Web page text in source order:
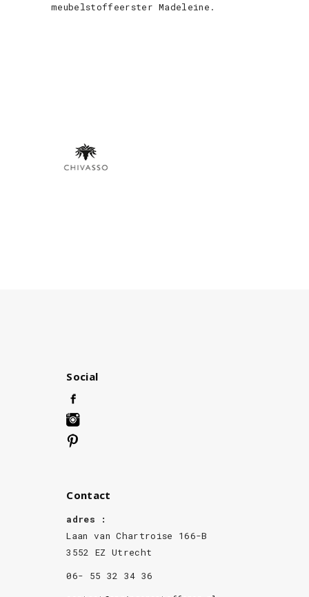
meubelstoffeerster Madeleine.
Social
Contact
adres :
Laan van Chartroise 166-B
3552 EZ Utrecht
06- 55 32 34 36